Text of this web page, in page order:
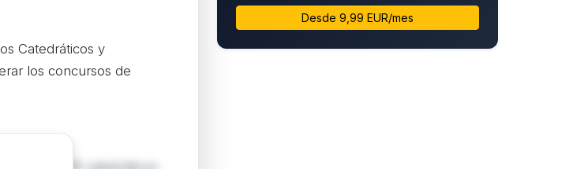
Catedráticos y
los concursos de
Desde 9,99 EUR/mes